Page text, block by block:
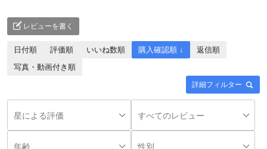
レビューを書く
詳細フィルター
日付順 評価順 いいね数順 購入確認順 ↓
返信順
写真・動画付き順